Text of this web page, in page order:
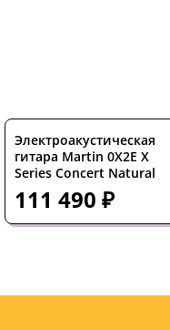
Электроакустическая
гитара Martin 0X2E X
Series Concert Natural
111 490 ₽